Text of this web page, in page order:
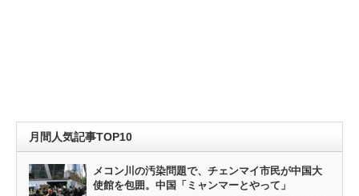
月間人気記事TOP10
メコン川の汚染問題で、チェンマイ市民が中国大
使館を包囲。中国「ミャンマーとやって」